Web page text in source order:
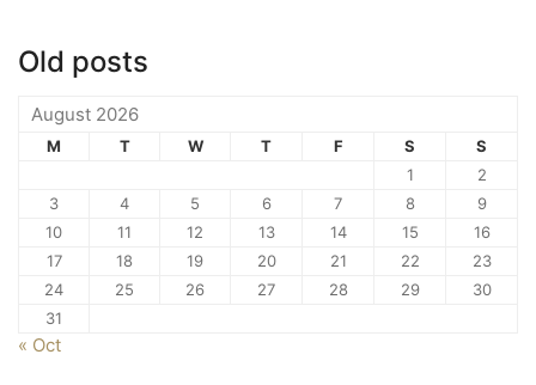
Old posts
August 2026
M T W T F S
S
1
2
3
4 5 6 7 8
9
10
11 12 13 14 15
16
17
18 19 20 21 22
23
24
25 26 27 28 29
30
31
« Oct